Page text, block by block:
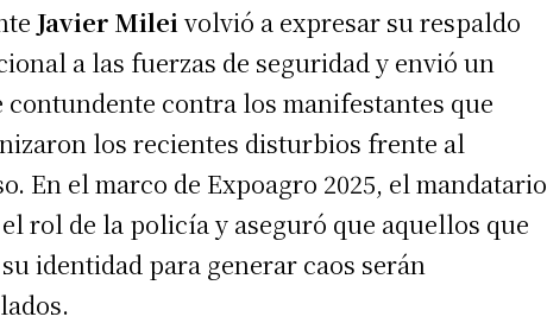
Javier Mileivolvió a expresar su respaldo
a las fuerzas de seguridad y envió un
contundente contra los manifestantes que
los recientes disturbios frente al
En el marco de Expoagro 2025, el mandatario
rol de la policía y aseguró que aquellos que
identidad para generar caos serán